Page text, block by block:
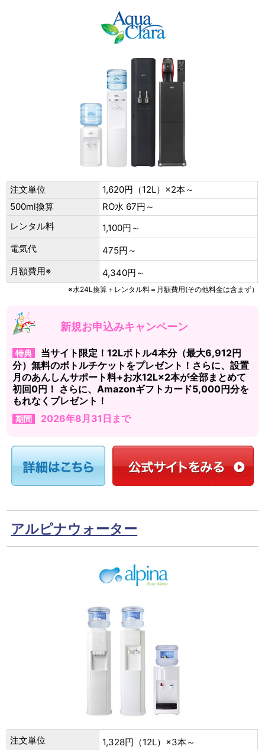
注文単位
1,620円（12L）×2本～
500ml換算
RO水 67円～
レンタル料
1,100円～
電気代
475円～
月額費用※
4,340円～
※水24L換算＋レンタル料＝月額費用(その他料金は含まず）
新規お申込みキャンペーン
特典
当サイト限定！12Lボトル4本分（最大6,912円
分）無料のボトルチケットをプレゼント！さらに、設置
月のあんしんサポート料+お水12L×2本が全部まとめて
初回0円！ さらに、Amazonギフトカード5,000円分を
もれなくプレゼント！
期間 2026年8月31日まで
アルピナウォーター
注文単位
1,328円（12L）×3本～